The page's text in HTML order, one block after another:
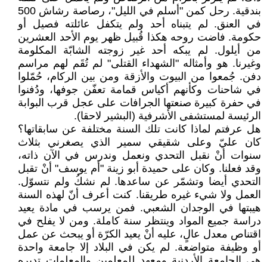
بندقية. رحل كمن "أسلم في الليل"، رصاصة رشاش 500
في العنق. لم يتبناه أحد ولم يتكفل عائلته فصيل أو
حكومة. فاضت روحه هكذا قُبيل ظهر يوم الأحد العشرين
من أيلول. لم يبكه أحد غير زوجته الشابّة المكلومة
وغيرنا. هو وأمثاله "الشهداء القتلى" لم تُقَم لهم مراسم
دفن. جُمعوا من البيوت والأزقة ومن بين الركام، حُمّلوا
في شاحنات وكأنهم أكياس قمامة تعفّن جوفها، ودُفنوا
في حفرة كبيرة صنعتها الجرافات على عجل قرب البوابة
الرئيسة لمستشفى الأشرفية (البشير لاحقا).
هل عرفتم لماذا كانت تلك السنة مختلفة عن سابقاتها؟
كان عليّ وعلى شقيقي سمير الذي يصغرني بثلاث
سنوات أنْ نقبل التحدي ونعمل وندرس في الآن ذاته،
وقد فعلنا. وكان على حميدة أبو زينة "أم يوسف" أنْ تقبل
التحدي أيضا وتشمّر عن ساعدها. لم نشكُ ولم نتسوّل.
العمل ولا شيء غيره طريقنا. كنت أعرف أنّ لهذه السنة
هيبتها في الوجدان الشعبي. فمن يرسب في مادة يعيد
دراسة جميع المواد وينتظر سنة كاملة. ومن لا يفلح في
اقتناص معدل عالٍ، عليه أنْ يعيد الكرّة أو يبحث عن عمل
أو وظيفة متواضعة. لم يكن في البلاد إلا جامعة واحدة